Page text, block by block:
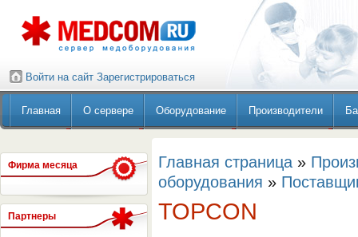
Войти на сайт Зарегистрироваться
Главная О сервере Оборудование Производители
Фирма месяца
Партнеры
Главная страница »
оборудования »
TOPCON